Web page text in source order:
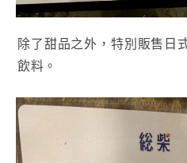
除了甜品之外，特別販售日
飲料。